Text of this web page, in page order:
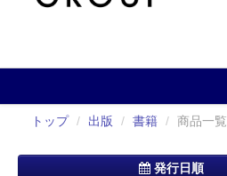
トップ / 出版 / 書籍 / 商品一覧
発行日順